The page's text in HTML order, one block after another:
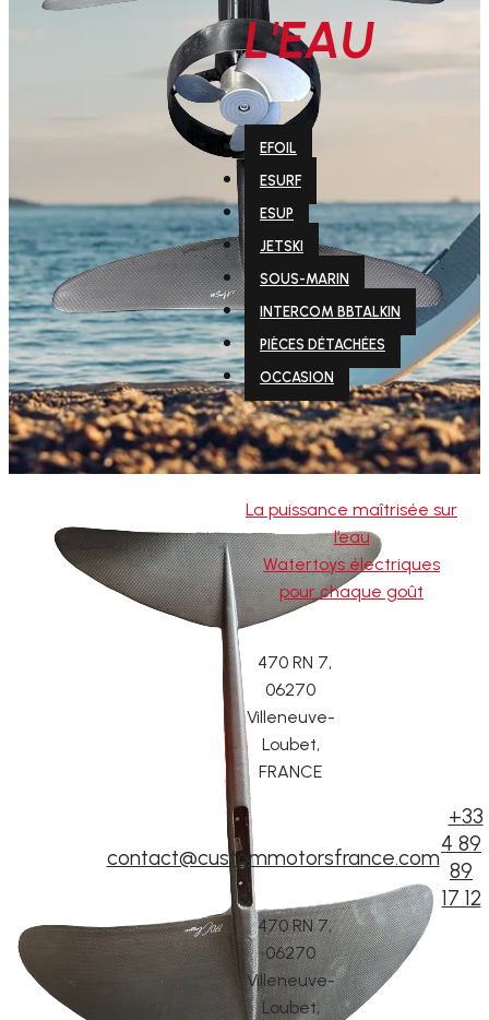
L'EAU
EFOIL
ESURF
ESUP
JETSKI
SOUS-MARIN
INTERCOM BBTALKIN
PIÈCES DÉTACHÉES
OCCASION
La puissance maîtrisée sur
l’eau
Watertoys électriques
pour chaque goût
470 RN 7,
06270
Villeneuve-
Loubet,
FRANCE
contact@custommotorsfrance.com
+33
4 89
89
17 12
470 RN 7,
06270
Villeneuve-
Loubet,